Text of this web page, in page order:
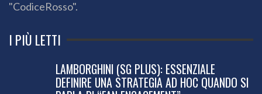
"CodiceRosso".
I PIÙ LETTI
LAMBORGHINI (SG PLUS): ESSENZIALE
DEFINIRE UNA STRATEGIA AD HOC QUANDO SI